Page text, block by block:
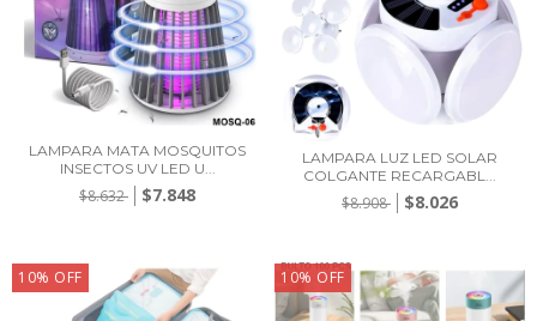
LAMPARA MATA MOSQUITOS
INSECTOS UV LED U...
$8.632 $7.848
LAMPARA LUZ LED SOLAR
COLGANTE RECARGABL...
$8.908 $8.026
10% OFF 10% OFF